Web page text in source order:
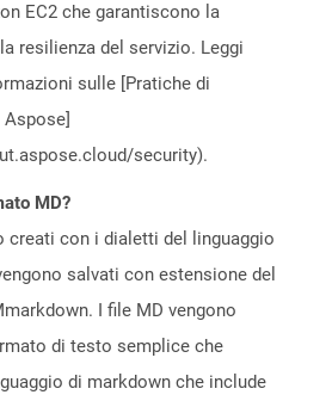
EC2 che garantiscono la
resilienza del servizio. Leggi
sulle [Pratiche di
security).
MD?
creati con i dialetti del linguaggio
salvati con estensione del
I file MD vengono
di testo semplice che
di markdown che include